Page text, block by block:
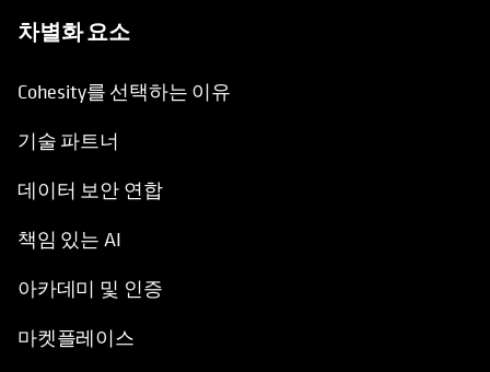
차별화 요소
Cohesity를 선택하는 이유
기술 파트너
데이터 보안 연합
책임 있는 AI
아카데미 및 인증
마켓플레이스